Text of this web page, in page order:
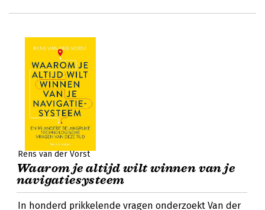
Rens van der Vorst
Waarom je altijd wilt winnen van je
navigatiesysteem
In honderd prikkelende vragen onderzoekt Van der